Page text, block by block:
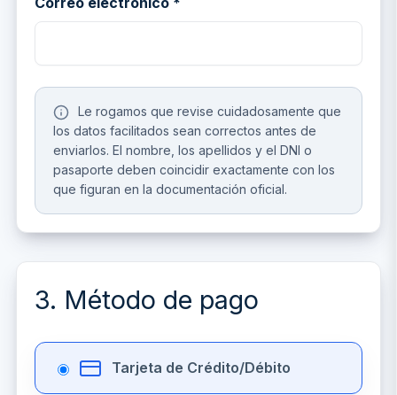
Le rogamos que revise cuidadosamente que
los datos facilitados sean correctos antes de
enviarlos. El nombre, los apellidos y el DNI o
pasaporte deben coincidir exactamente con los
que figuran en la documentación oficial.
3. Método de pago
Tarjeta de Crédito/Débito